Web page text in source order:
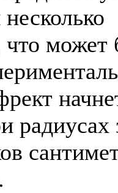
что может
радиусах